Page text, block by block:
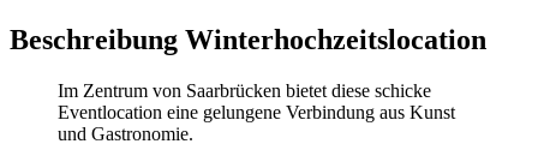
Beschreibung Winterhochzeitslocation
Im Zentrum von Saarbrücken bietet diese schicke
Eventlocation eine gelungene Verbindung aus Kunst
und Gastronomie.